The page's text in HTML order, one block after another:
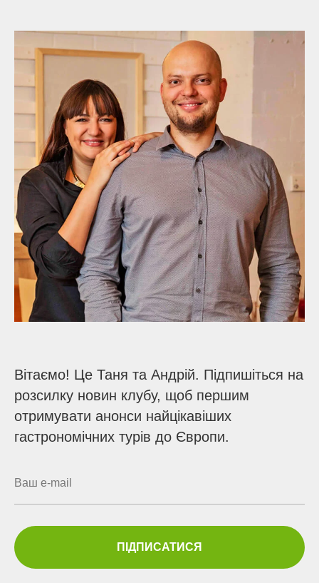
Вітаємо! Це Таня та Андрій. Підпишіться на
розсилку новин клубу, щоб першим
отримувати анонси найцікавіших
гастрономічних турів до Європи.
ПІДПИСАТИСЯ